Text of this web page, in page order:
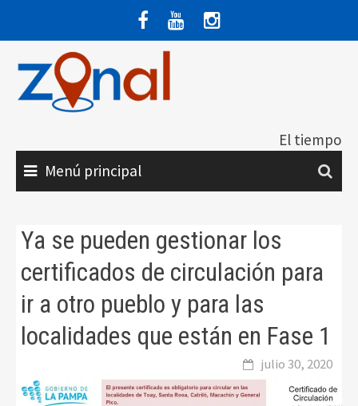
contenido
El tiempo
Menú principal
Ya se pueden gestionar los
certificados de circulación para
ir a otro pueblo y para las
localidades que están en Fase 1
julio 30, 2020